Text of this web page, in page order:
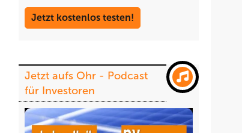
Jetzt kostenlos testen!
Jetzt aufs Ohr - Podcast
für Investoren